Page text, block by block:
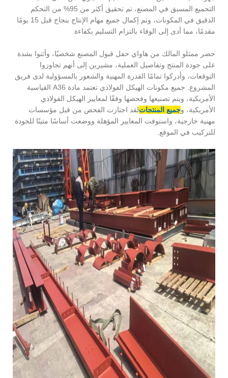
التجميع المسبق في المصنع، تم تحقيق أكثر من 95% من التحكم
الدقيق في المكونات، وتم إكمال جميع مهام الإنتاج بنجاح قبل 15 يومًا
مقدمًا، مما أدى إلى الوفاء بالتزام التسليم بكفاءة.
حضر ممثلو المالك من هاواي حفل قبول المصنع شخصيًا، وأثنوا بشدة
على جودة المنتج وتفاصيل العملية، مشيرين إلى أنهم تجاوزوا
التوقعات، وأدركوا تمامًا القدرة المهنية والشعور بالمسؤولية لدى فريق
المشروع. جميع مكونات الهيكل الفولاذي تعتمد مادة A36 القياسية
الأمريكية، ويتم تصنيعها وفحصها وفقًا لمعايير الهيكل الفولاذي
الأمريكية، وجميع المنتجاتلقد اجتازت الفحص من قبل مؤسسات
مهنية خارجية، واستوفت المعايير المؤهلة ووضعت أساسًا متينًا للجودة
للتركيب في الموقع.